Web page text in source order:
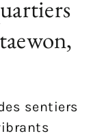
sentiers